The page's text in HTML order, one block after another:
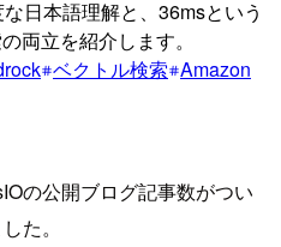
日本語理解と、36msという
両立を紹介します。
ベクトル検索 Amazon
の公開ブログ記事数がつい
た。